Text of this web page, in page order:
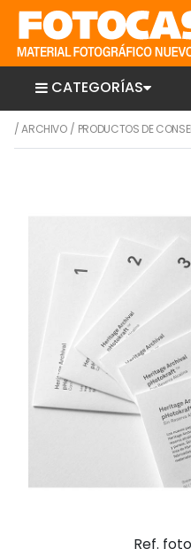
CATEGORÍAS
/ARCHIVO/ PRODUCTOS DE
Ref.